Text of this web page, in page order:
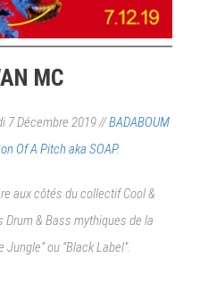
MC
7 Décembre 2019 //BADABOUM
Of A Pitch aka SOAP.
aux côtés du collectif Cool &
& Bass mythiques de la
ou “Black Label”.